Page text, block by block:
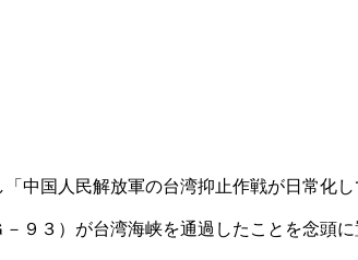
国人民解放軍の台湾抑止作戦が日常化し
９３）が台湾海峡を通過したことを念頭に